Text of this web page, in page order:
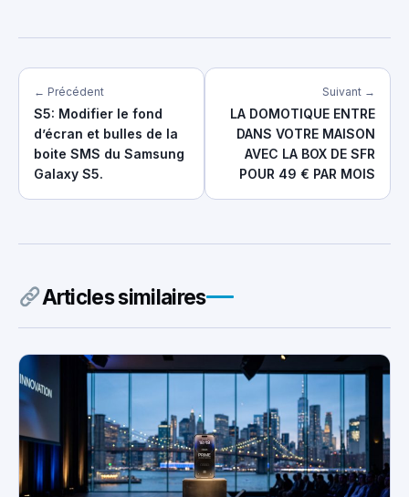
← Précédent
S5: Modifier le fond
d’écran et bulles de la
boite SMS du Samsung
Galaxy S5.
Suivant →
LA DOMOTIQUE ENTRE
DANS VOTRE MAISON
AVEC LA BOX DE SFR
POUR 49 € PAR MOIS
Articles similaires